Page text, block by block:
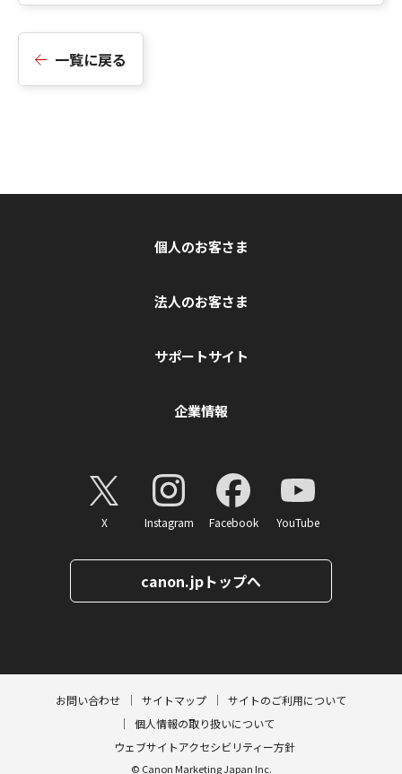
一覧に戻る
個人のお客さま
法人のお客さま
サポートサイト
企業情報
X Instagram Facebook YouTube
canon.jpトップへ
お問い合わせ サイトマップ
サイトのご利用について
個人情報の取り扱いについて
ウェブサイトアクセシビリティー方針
© Canon Marketing Japan Inc.